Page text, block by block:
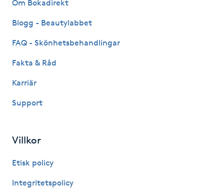
Hårbottenbehandling
Hårvård
Idrottsmassage
IPL
Om Bokadirekt
Blogg - Beautylabbet
FAQ - Skönhetsbehandlingar
Fakta & Råd
Karriär
Support
Villkor
Etisk policy
Integritetspolicy